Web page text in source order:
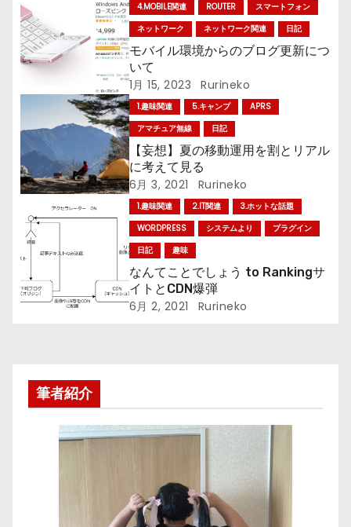
ゲ
ー
シ
ョ
ン
4.MOBILE関連
ROUTER
スマートフォン
ネットワーク
ネットワーク関連 日記
モバイル環境からのブログ更新につ
いて
1月 15, 2023 Rurineko
1.趣味関連 5.キャンプ
APRS
アマチュア無線
日記
【妄想】夏の移動運用を割とリアル
に考えて見る
6月 3, 2021 Rurineko
1.趣味関連 2.IT関連
3.ホットな話題
WORDPRESS
システムより
プラグイン
日記
趣味
なんてことでしょう to Rankingサ
イトとCDN爆弾
6月 2, 2021 Rurineko
筆者紹介